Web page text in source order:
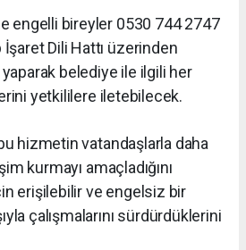
engelli bireyler 0530 744 2747
Dili Hattı üzerinden
belediye ile ilgili her
yetkililere iletebilecek.
hizmetin vatandaşlarla daha
kurmayı amaçladığını
erişilebilir ve engelsiz bir
çalışmalarını sürdürdüklerini